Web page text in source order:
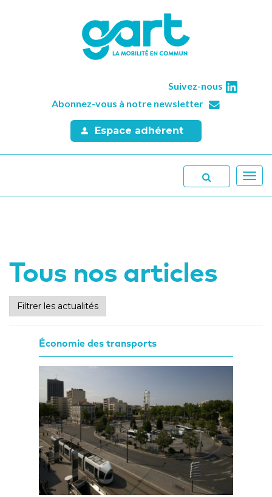
Suivez-nous
Abonnez-vous à notre newsletter
Espace adhérent
Tous nos articles
Filtrer les actualités
Économie des transports